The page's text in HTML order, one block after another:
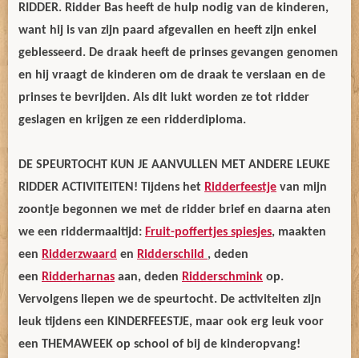
RIDDER. Ridder Bas heeft de hulp nodig van de kinderen,
want hij is van zijn paard afgevallen en heeft zijn enkel
geblesseerd. De draak heeft de prinses gevangen genomen
en hij vraagt de kinderen om de draak te verslaan en de
prinses te bevrijden. Als dit lukt worden ze tot ridder
geslagen en krijgen ze een ridderdiploma.
DE SPEURTOCHT KUN JE AANVULLEN MET ANDERE LEUKE
RIDDER ACTIVITEITEN! Tijdens het Ridderfeestje van mijn
zoontje begonnen we met de ridder brief en daarna aten
we een riddermaaltijd: Fruit-poffertjes spiesjes, maakten
een Ridderzwaard en Ridderschild , deden
een Ridderharnas aan, deden Ridderschmink op.
Vervolgens liepen we de speurtocht. De activiteiten zijn
leuk tijdens een KINDERFEESTJE, maar ook erg leuk voor
een THEMAWEEK op school of bij de kinderopvang!